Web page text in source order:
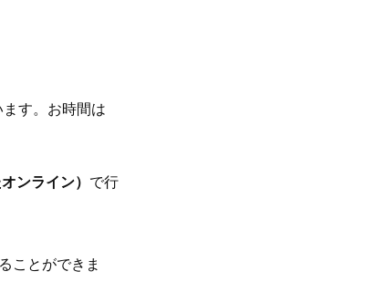
す。お時間は
ンライン） で行
ことができま